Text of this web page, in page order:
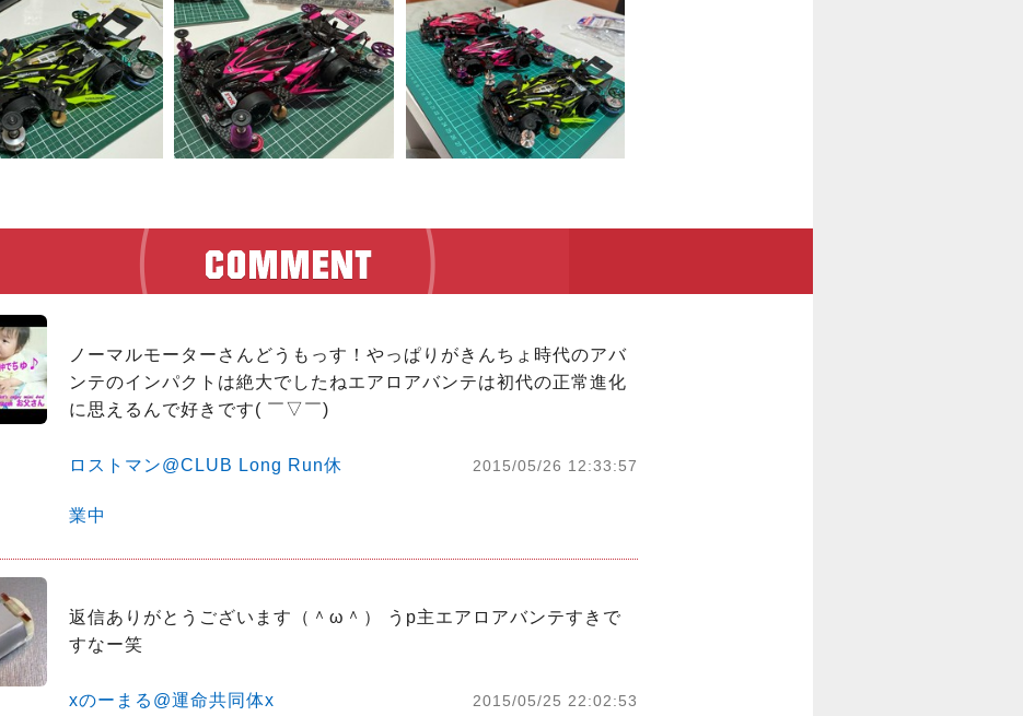
ノーマルモーターさんどうもっす！やっぱりがきんちょ時代のアバ
ンテのインパクトは絶大でしたねエアロアバンテは初代の正常進化
に思えるんで好きです( ￣▽￣)
ロストマン@CLUB Long Run休
業中
2015/05/26 12:33:57
返信ありがとうございます（＾ω＾） うp主エアロアバンテすきで
すなー笑
xのーまる@運命共同体x 2015/05/25 22:02:53